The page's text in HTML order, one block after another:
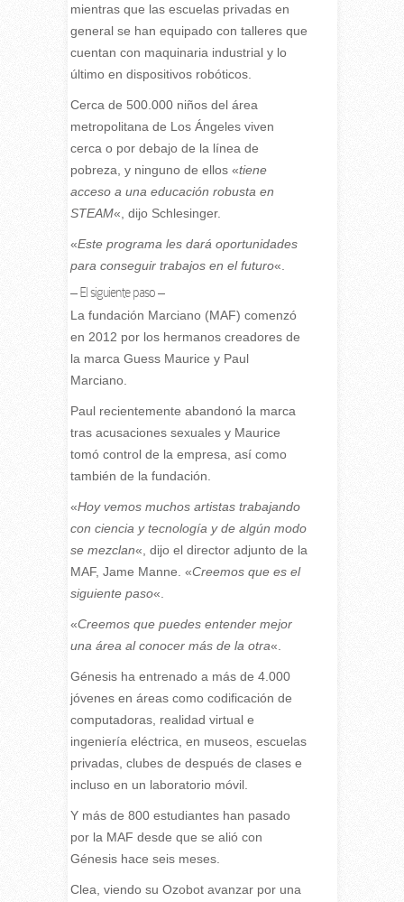
mientras que las escuelas privadas en
general se han equipado con talleres que
cuentan con maquinaria industrial y lo
último en dispositivos robóticos.
Cerca de 500.000 niños del área
metropolitana de Los Ángeles viven
cerca o por debajo de la línea de
pobreza, y ninguno de ellos «tiene
acceso a una educación robusta en
STEAM«, dijo Schlesinger.
«Este programa les dará oportunidades
para conseguir trabajos en el futuro«.
– El siguiente paso –
La fundación Marciano (MAF) comenzó
en 2012 por los hermanos creadores de
la marca Guess Maurice y Paul
Marciano.
Paul recientemente abandonó la marca
tras acusaciones sexuales y Maurice
tomó control de la empresa, así como
también de la fundación.
«Hoy vemos muchos artistas trabajando
con ciencia y tecnología y de algún modo
se mezclan«, dijo el director adjunto de la
MAF, Jame Manne. «Creemos que es el
siguiente paso«.
«Creemos que puedes entender mejor
una área al conocer más de la otra«.
Génesis ha entrenado a más de 4.000
jóvenes en áreas como codificación de
computadoras, realidad virtual e
ingeniería eléctrica, en museos, escuelas
privadas, clubes de después de clases e
incluso en un laboratorio móvil.
Y más de 800 estudiantes han pasado
por la MAF desde que se alió con
Génesis hace seis meses.
Clea, viendo su Ozobot avanzar por una